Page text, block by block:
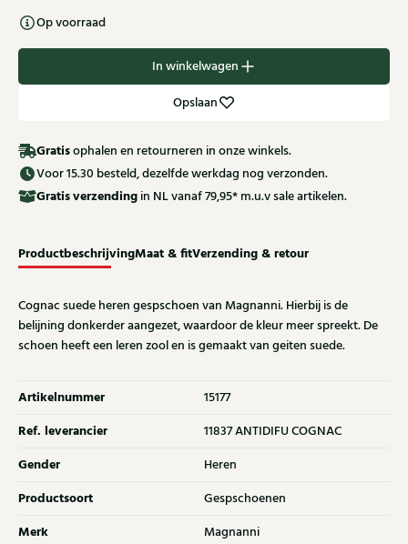
Op voorraad
In winkelwagen
Opslaan
Gratisophalen en retourneren in onze winkels.
Voor 15.30 besteld, dezelfde werkdag nog verzonden.
Gratisverzending in NL vanaf 79,95* m.u.v sale artikelen.
ProductbeschrijvingMaat & fitVerzending & retour
Cognac suede heren gespschoen van Magnanni. Hierbij is de
belijning donkerder aangezet, waardoor de kleur meer spreekt. De
schoen heeft een leren zool en is gemaakt van geiten suede.
Artikelnummer 15177
Ref. leverancier 11837 ANTIDIFU COGNAC
Gender Heren
Productsoort Gespschoenen
Merk Magnanni